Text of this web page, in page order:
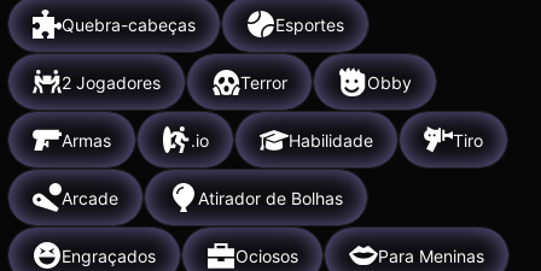
Quebra-cabeças Esportes
2 Jogadores Terror Obby
Armas .io Habilidade Tiro
Arcade Atirador de Bolhas
Engraçados Ociosos Para Meninas